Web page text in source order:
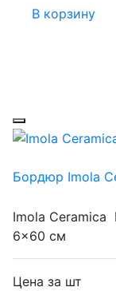
В корзину
Бордюр Imola
Imola Ceramica
6x60 см
Цена за шт